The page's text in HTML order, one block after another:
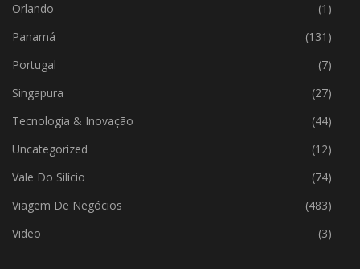
Orlando
(1)
Panamá
(131)
Portugal
(7)
Singapura
(27)
Tecnologia & Inovação
(44)
Uncategorized
(12)
Vale Do Silício
(74)
Viagem De Negócios
(483)
Video
(3)